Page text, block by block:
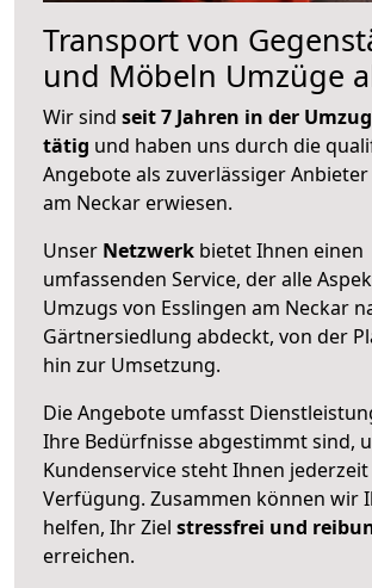
Transport von
und Möbeln Umzüge
Wir sind seit 7 Jahren in der
tätig und haben uns durch die
Angebote als zuverlässiger
am Neckar erwiesen.
Unser Netzwerk bietet Ihnen einen
umfassenden Service, der alle
Umzugs von Esslingen am Neckar
Gärtnersiedlung abdeckt, von der
hin zur Umsetzung.
Die Angebote umfasst
Ihre Bedürfnisse abgestimmt sind,
Kundenservice steht Ihnen
Verfügung. Zusammen können wir
helfen, Ihr Ziel stressfrei und
erreichen.